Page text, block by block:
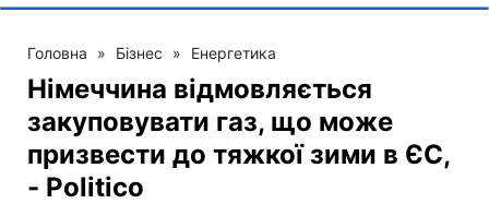
Головна » Бізнес » Енергетика
Німеччина відмовляється
закуповувати газ, що може
призвести до тяжкої зими в ЄС,
- Politico